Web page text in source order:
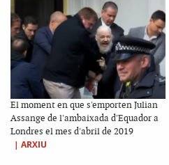
El moment en que s'emporten Julian
Assange de l'ambaixada d'Equador a
Londres el mes d'abril de 2019
| ARXIU